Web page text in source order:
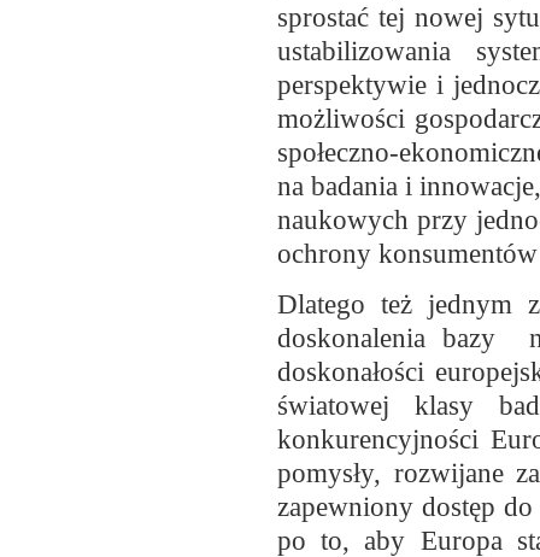
sprostać tej nowej
ustabilizowania
perspektywie i
możliwości
społeczno-
na badania i
naukowych przy
ochrony
Dlatego też jednym
doskonalenia bazy
doskonałości
światowej klasy
konkurencyjności
pomysły, rozwijane
zapewniony dostęp
po to, aby Europa